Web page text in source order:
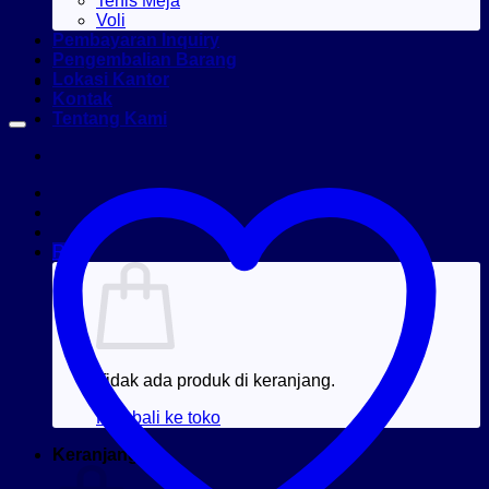
Voli
Pembayaran Inquiry
Pengembalian Barang
Lokasi Kantor
Kontak
Tentang Kami
Rp
Tidak ada produk di keranjang.
Kembali ke toko
Keranjang